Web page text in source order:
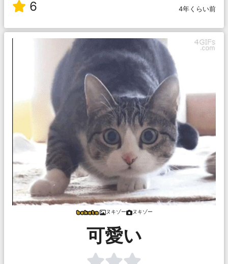
6 4年くらい前
ヌキゾー ヌキゾー
可愛い